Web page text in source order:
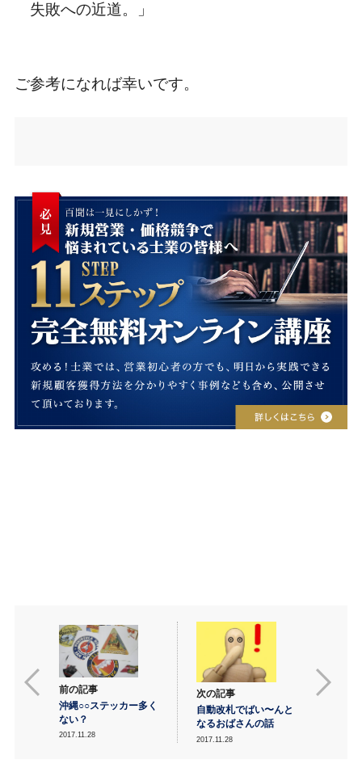
失敗への近道。」
ご参考になれば幸いです。
前の記事
沖縄○○ステッカー多く
ない？
2017.11.28
次の記事
自動改札でばい〜んと
なるおばさんの話
2017.11.28